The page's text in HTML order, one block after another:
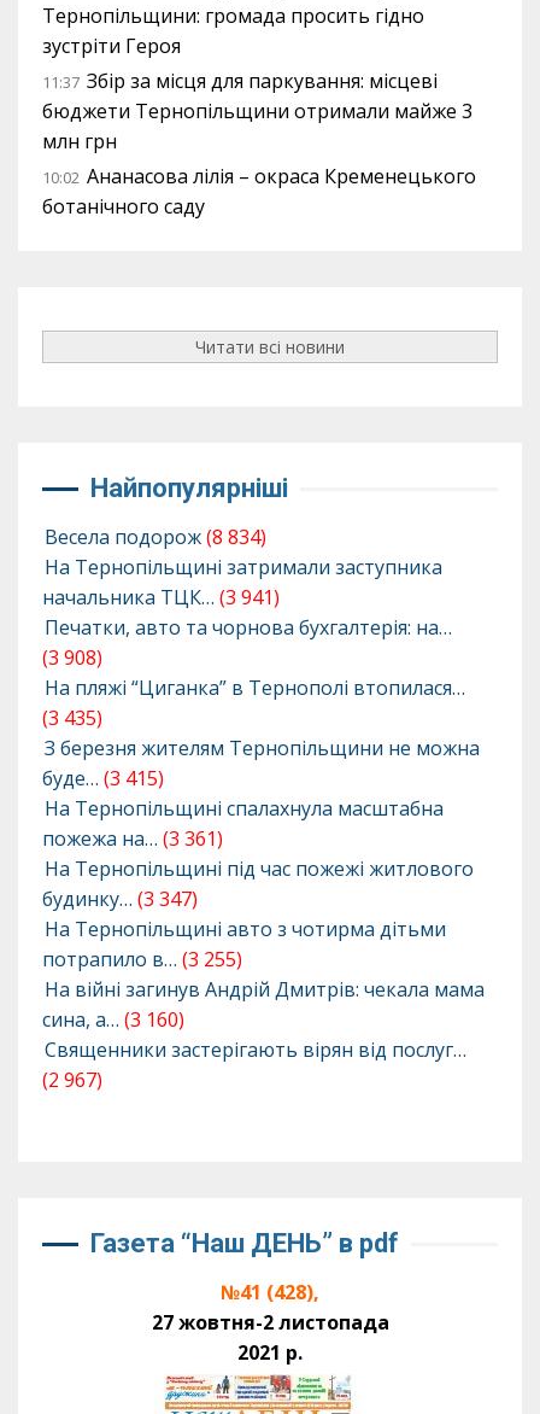
Тернопільщини: громада просить гідно
зустріти Героя
11:37 Збір за місця для паркування: місцеві
бюджети Тернопільщини отримали майже 3
млн грн
10:02 Ананасова лілія – окраса Кременецького
ботанічного саду
Читати всі новини
Найпопулярніші
Весела подорож(8 834)
На Тернопільщині затримали заступника
начальника ТЦК… (3 941)
Печатки, авто та чорнова бухгалтерія: на…
(3 908)
На пляжі “Циганка” в Тернополі втопилася…
(3 435)
З березня жителям Тернопільщини не можна
буде… (3 415)
На Тернопільщині спалахнула масштабна
пожежа на… (3 361)
На Тернопільщині під час пожежі житлового
будинку… (3 347)
На Тернопільщині авто з чотирма дітьми
потрапило в… (3 255)
На війні загинув Андрій Дмитрів: чекала мама
сина, а… (3 160)
Священники застерігають вірян від послуг…
(2 967)
Газета “Наш ДЕНЬ” в pdf
№41 (428),
27 жовтня-2 листопада
2021 р.